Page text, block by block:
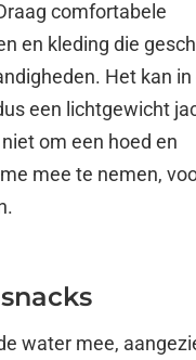
comfortabele
en kleding die
Het kan in
een lichtgewicht
om een hoed en
mee te nemen,
water mee,